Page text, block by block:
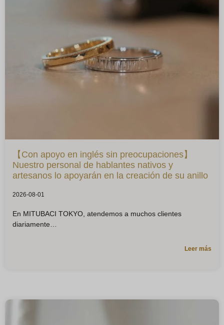
【Con apoyo en inglés sin preocupaciones】
Nuestro personal de hablantes nativos y
artesanos lo apoyarán en la creación de su anillo
2026-08-01
En MITUBACI TOKYO, atendemos a muchos clientes
diariamente
Leer más